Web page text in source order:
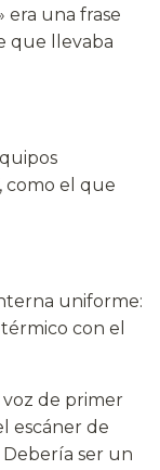
era una frase
que llevaba
como el que
uniforme:
con el
de primer
escáner de
Debería ser un